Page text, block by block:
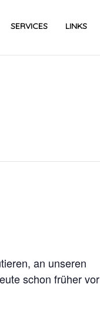
SERVICES LINKS
an unseren
schon früher vor